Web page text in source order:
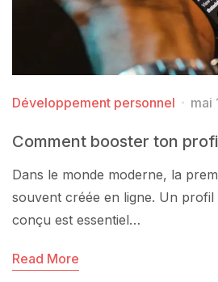
Développement personnel mai
Comment booster ton
Dans le monde moderne, la
souvent créée en ligne. Un
conçu est essentiel…
Read More